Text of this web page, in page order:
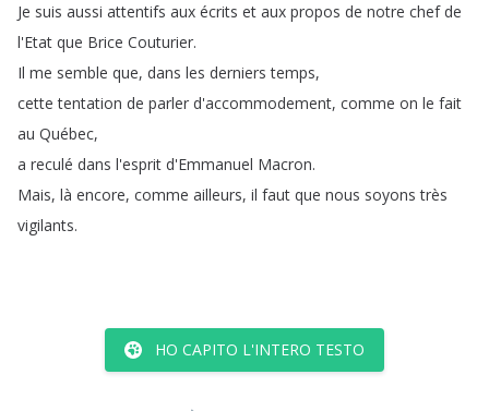
Je suis aussi attentifs aux écrits et aux propos de notre chef de
l'Etat que Brice Couturier.
Il me semble que, dans les derniers temps,
cette tentation de parler d'accommodement, comme on le fait
au Québec,
a reculé dans l'esprit d'Emmanuel Macron.
Mais, là encore, comme ailleurs, il faut que nous soyons très
vigilants.
HO CAPITO L'INTERO TESTO